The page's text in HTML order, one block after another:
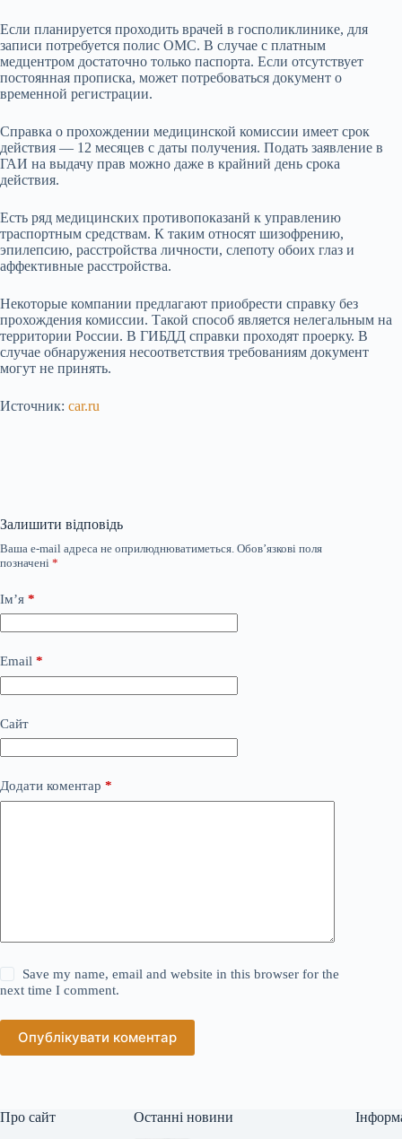
Если планируется проходить врачей в госполиклинике, для
записи потребуется полис ОМС. В случае с платным
медцентром достаточно только паспорта. Если отсутствует
постоянная прописка, может потребоваться документ о
временной регистрации.
Справка о прохождении медицинской комиссии имеет срок
действия — 12 месяцев с даты получения. Подать заявление в
ГАИ на выдачу прав можно даже в крайний день срока
действия.
Есть ряд медицинских противопоказанй к управлению
траспортным средствам. К таким относят шизофрению,
эпилепсию, расстройства личности, слепоту обоих глаз и
аффективные расстройства.
Некоторые компании предлагают приобрести справку без
прохождения комиссии. Такой способ является нелегальным на
территории России. В ГИБДД справки проходят проерку. В
случае обнаружения несоответствия требованиям документ
могут не принять.
Источник: car.ru
Залишити відповідь
Ваша e-mail адреса не оприлюднюватиметься. Обов’язкові поля
позначені *
Ім’я *
Email *
Сайт
Додати коментар *
Save my name, email and website in this browser for the
next time I comment.
Опублікувати коментар
Про сайт Останні новини